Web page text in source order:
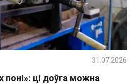
ці доўга можна
31.07.2026